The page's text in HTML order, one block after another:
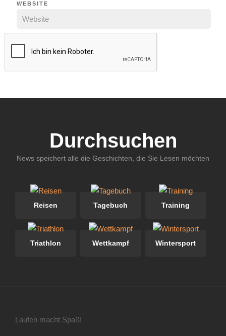
WEBSITE
Durchsuchen
News speichert alle die Geschichten, die Sie Lesen möchten
Reisen Tagebuch Training
Triathlon Wettkampf Wintersport
Laufen macht Spaß!